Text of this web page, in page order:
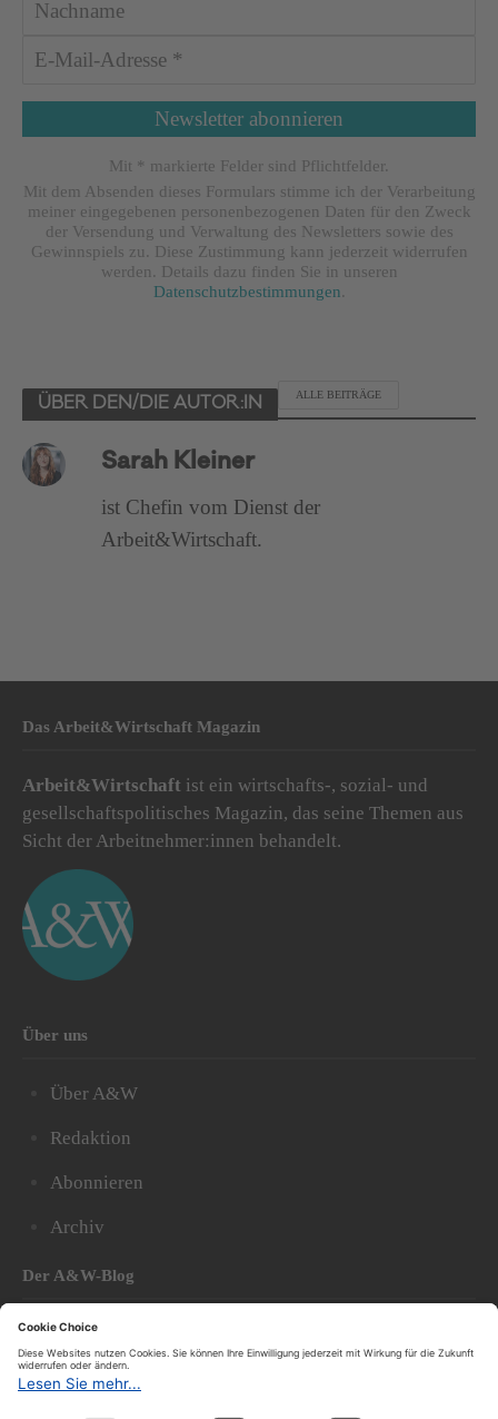
Mit * markierte Felder sind Pflichtfelder.
Mit dem Absenden dieses Formulars stimme ich der Verarbeitung
meiner eingegebenen personenbezogenen Daten für den Zweck
der Versendung und Verwaltung des Newsletters sowie des
Gewinnspiels zu. Diese Zustimmung kann jederzeit widerrufen
werden. Details dazu finden Sie in unseren
Datenschutzbestimmungen.
ÜBER DEN/DIE AUTOR:IN
ALLE BEITRÄGE
Sarah Kleiner
ist Chefin vom Dienst der
Arbeit&Wirtschaft.
Das Arbeit&Wirtschaft Magazin
Arbeit&Wirtschaft ist ein wirtschafts-, sozial- und
gesellschaftspolitisches Magazin, das seine Themen aus
Sicht der Arbeitnehmer:innen behandelt.
Über uns
Über A&W
Redaktion
Abonnieren
Archiv
Der A&W-Blog
DerA&W-Blog
hat sich in den vergangenen Jahren zu einem der
bedeutendsten politischen Blogs in Österreich